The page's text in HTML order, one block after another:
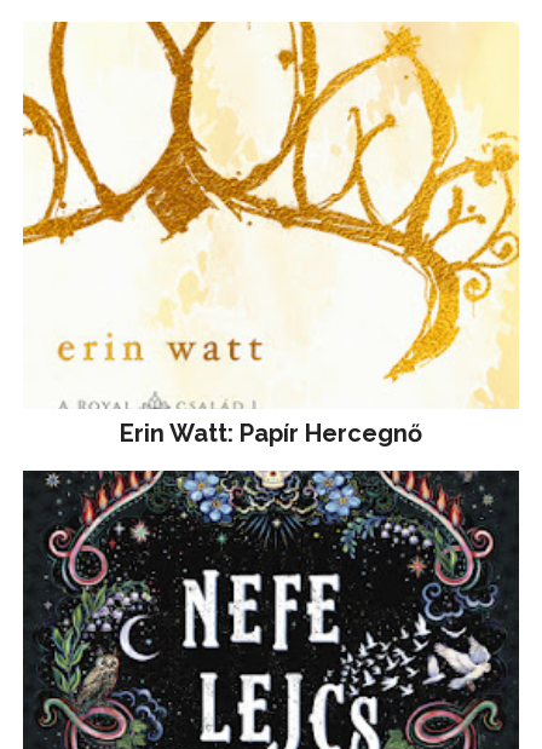
Erin Watt: Papír Hercegnő